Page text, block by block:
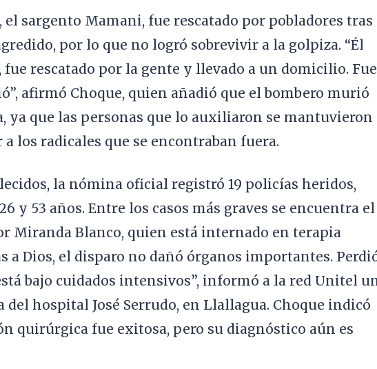
sargento Mamani, fue rescatado por pobladores tras
por lo que no logró sobrevivir a la golpiza. “Él
fue rescatado por la gente y llevado a un domicilio. Fue
afirmó Choque, quien añadió que el bombero murió
ya que las personas que lo auxiliaron se mantuvieron
los radicales que se encontraban fuera.
la nómina oficial registró 19 policías heridos,
y 53 años. Entre los casos más graves se encuentra el
Miranda Blanco, quien está internado en terapia
a Dios, el disparo no dañó órganos importantes.
bajo cuidados intensivos”, informó a la red Unitel
del hospital José Serrudo, en Llallagua. Choque indicó
quirúrgica fue exitosa, pero su diagnóstico aún es